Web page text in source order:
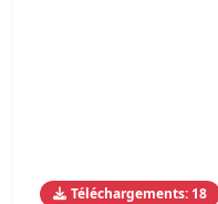
Téléchargements: 18